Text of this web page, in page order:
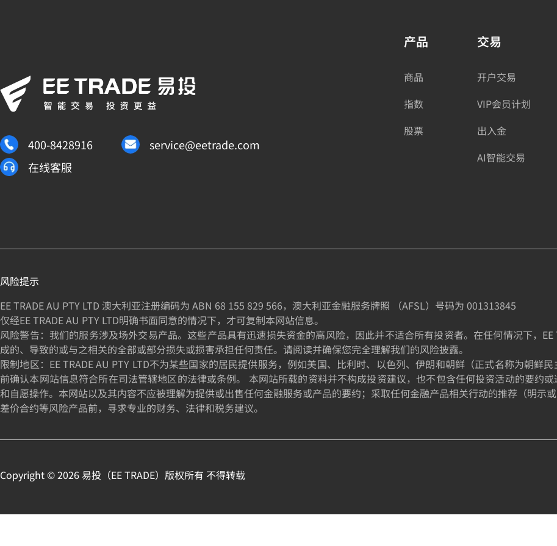
400-8428916
service@eetrade.com
在线客服
产品
商品
指数
股票
交易
开户交易
VIP会员计划
出入金
AI智能交易
风险提示
EE TRADE AU PTY LTD 澳大利亚注册编码为 ABN 68 155 829 566，澳大利亚金融服务牌照 （AFSL）号码为 001313845
仅经EE TRADE AU PTY LTD明确书面同意的情况下，才可复制本网站信息。
风险警告：我们的服务涉及场外交易产品。这些产品具有迅速损失资金的高风险，因此并不适合所有投资者。在任何情况下，
成的、导致的或与之相关的全部或部分损失或损害承担任何责任。请阅读并确保您完全理解我们的风险披露。
限制地区：EE TRADE AU PTY LTD不为某些国家的居民提供服务，例如美国、比利时、以色列、伊朗和朝鲜（正式名称为朝鲜
前确认本网站信息符合所在司法管辖地区的法律或条例。 本网站所载的资料并不构成投资建议，也不包含任何投资活动的要约
和自愿操作。本网站以及其内容不应被理解为提供或出售任何金融服务或产品的要约；采取任何金融产品相关行动的推荐（明示
差价合约等风险产品前，寻求专业的财务、法律和税务建议。
Copyright ©2026 易投（EE TRADE）版权所有 不得转载